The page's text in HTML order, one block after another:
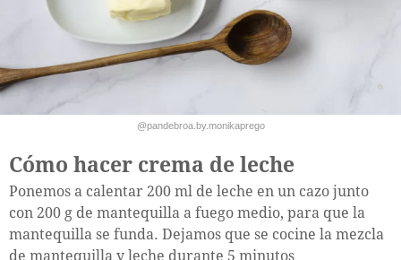
@pandebroa.by.monikaprego
Cómo hacer crema de leche
Ponemos a calentar 200 ml de leche en un cazo junto
con 200 g de mantequilla a fuego medio, para que la
mantequilla se funda. Dejamos que se cocine la mezcla
de mantequilla y leche durante 5 minutos